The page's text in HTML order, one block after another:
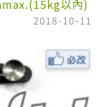
以內)
2018-10-11